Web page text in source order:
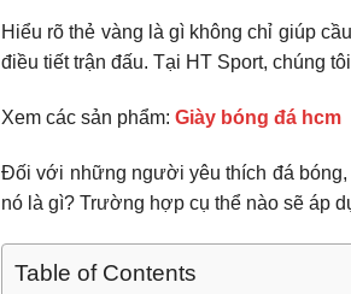
Hiểu rõ thẻ vàng là gì không chỉ giúp
điều tiết trận đấu. Tại HT Sport, chúng
Xem các sản phẩm: Giày bóng đá hcm
Đối với những người yêu thích đá
nó là gì? Trường hợp cụ thể nào sẽ áp
Table of Contents